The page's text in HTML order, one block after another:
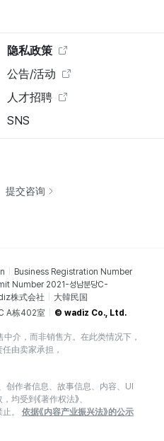
隐私政策
公告/活动
人才招聘
SNS
提交咨询
Business Registration Number
Number 2021-성남분당C-
株式会社
大韓民国
A栋402室
© wadiz Co., Ltd.
介，而非销售方。在此类情况下，
由卖家承担，
创作者信息、故事信息、内容、UI
受到《著作权法》、
。
依据《内容产业振兴法》的公示